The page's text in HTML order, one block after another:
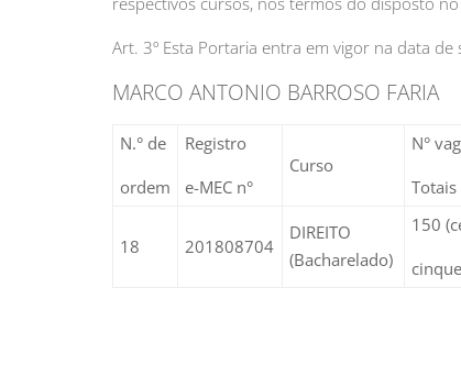
Art. 3º Esta Portaria entra em vigor na data de
MARCO ANTONIO BARROSO FARIA
N.° de
ordem
Registro
e-MEC n°
Curso
N°
18 201808704
DIREITO
(Bacharelado)
150